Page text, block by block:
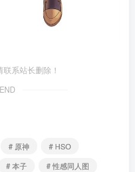
系站长删除！
# 原神
# HSO
# 本子
# 性感同人图